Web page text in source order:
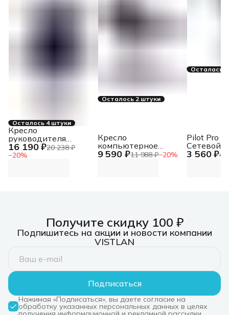
Осталось 4 штуки
16 190 ₽20 238 ₽
−20%
Кресло
руководителя
Бюрократ T-
898SL/BLACK
Осталось 2 штуки
9 590 ₽11 988 ₽−20%
Кресло
компьютерное
Бюрократ CH-
Осталась
3 560 ₽4
Pilot Pro
Сетевой
PRO 1,8м,
Получите скидку 100 ₽
Подпишитесь на акции и новости компании
VISTLAN
Подписаться
Нажимая «Подписаться», вы даете согласие на
обработку указанных персональных данных в целях